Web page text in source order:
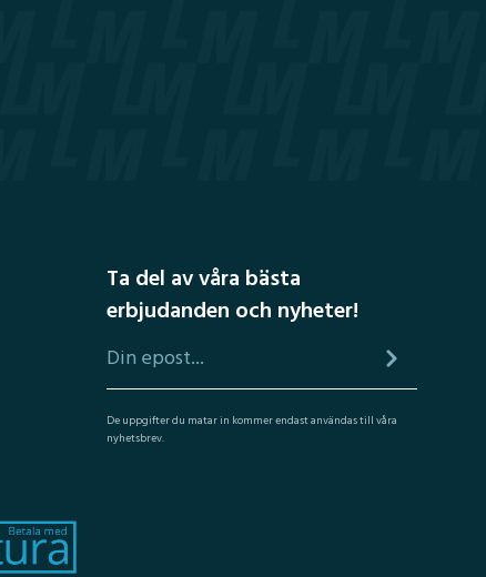
Ta del av våra bästa
erbjudanden och nyheter!
De uppgifter du matar in kommer endast användas till våra
nyhetsbrev.